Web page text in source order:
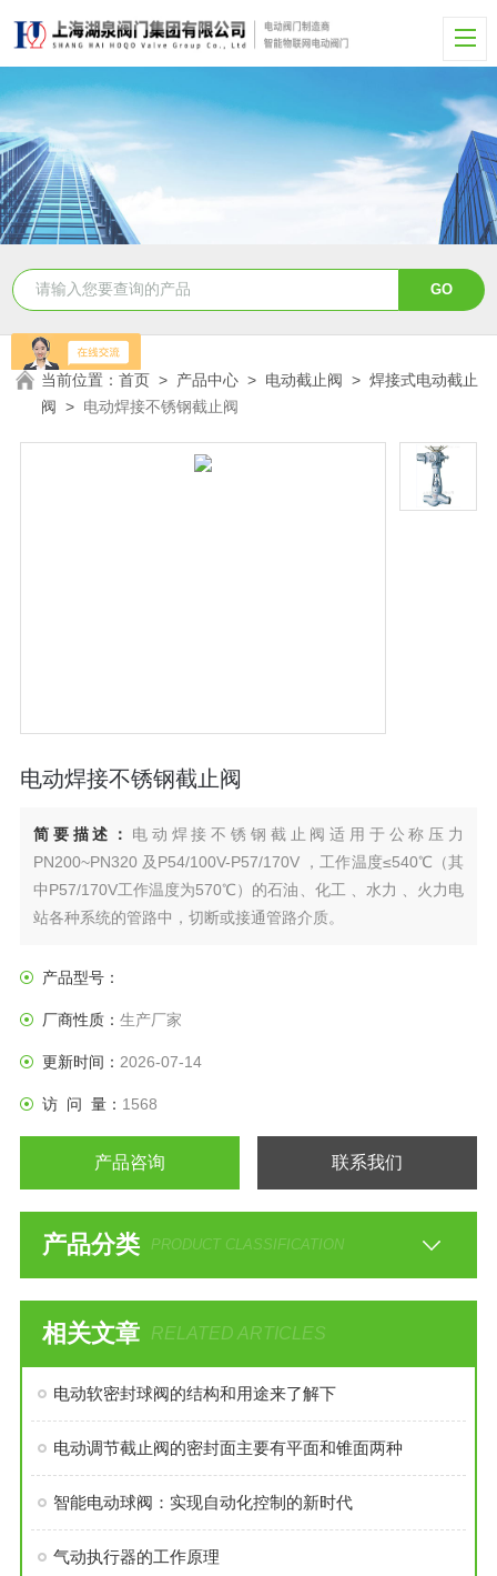
当前位置：首页 > 产品中心 > 电动截止阀 >焊接式电动截止
阀 > 电动焊接不锈钢截止阀
电动焊接不锈钢截止阀
简要描述： 电动焊接不锈钢截止阀适用于公称压力
PN200~PN320 及P54/100V-P57/170V ，工作温度≤540℃（其
中P57/170V工作温度为570℃）的石油、化工 、水力 、火力电
站各种系统的管路中，切断或接通管路介质。
产品型号：
厂商性质： 生产厂家
更新时间： 2026-07-14
访 问 量： 1568
产品咨询 联系我们
产品分类 PRODUCT CLASSIFICATION
相关文章 RELATED ARTICLES
电动软密封球阀的结构和用途来了解下
电动调节截止阀的密封面主要有平面和锥面两种
智能电动球阀：实现自动化控制的新时代
气动执行器的工作原理